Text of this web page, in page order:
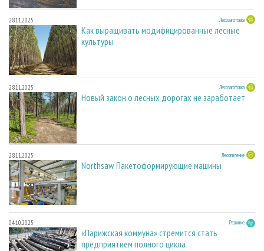
28.11.2025 Лесозаготовка
Как выращивать модифицированные лесные
культуры
28.11.2025 Лесозаготовка
Новый закон о лесных дорогах не заработает
28.11.2025 Лесопиление
Northsaw. Пакетоформирующие машины
04.10.2025 Развитие
«Парижская коммуна» стремится стать
предприятием полного цикла